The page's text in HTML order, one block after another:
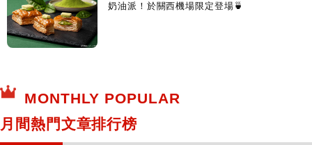
奶油派！於關西機場限定登場🍵
MONTHLY POPULAR
月間熱門文章排行榜